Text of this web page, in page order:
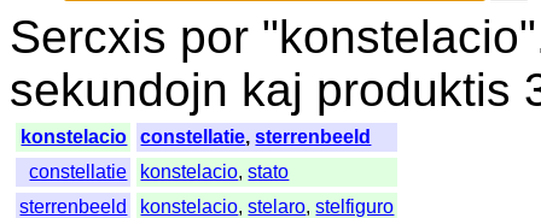
Sercxis por "
sekundojn kaj produktis
konstelacio constellatie,sterrenbeeld
constellatie
konstelacio,stato
sterrenbeeld
konstelacio,stelaro,stelfiguro